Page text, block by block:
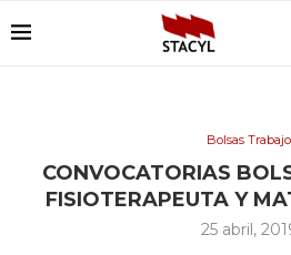
Bolsas Trabajo
CONVOCATORIAS
FISIOTERAPEUTA Y
25 abril,